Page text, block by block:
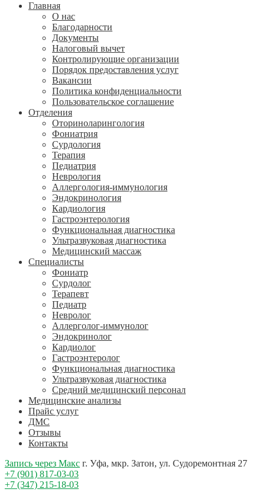
Главная
О нас
Благодарности
Документы
Налоговый вычет
Контролирующие организации
Порядок предоставления услуг
Вакансии
Политика конфиденциальности
Пользовательское соглашение
Отделения
Оториноларингология
Фониатрия
Сурдология
Терапия
Педиатрия
Неврология
Аллергология-иммунология
Эндокринология
Кардиология
Гастроэнтерология
Функциональная диагностика
Ультразвуковая диагностика
Медицинский массаж
Специалисты
Фониатр
Сурдолог
Терапевт
Педиатр
Невролог
Аллерголог-иммунолог
Эндокринолог
Кардиолог
Гастроэнтеролог
Функциональная диагностика
Ультразвуковая диагностика
Средний медицинский персонал
Медицинские анализы
Прайс услуг
ДМС
Отзывы
Контакты
Запись через Макс г. Уфа, мкр. Затон, ул. Судоремонтная 27
+7 (901) 817-03-03
+7 (347) 215-18-03